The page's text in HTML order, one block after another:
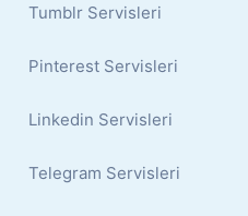
Tumblr Servisleri
Pinterest Servisleri
Linkedin Servisleri
Telegram Servisleri